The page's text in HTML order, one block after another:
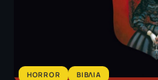
HORROR ΒΙΒΛΙΑ